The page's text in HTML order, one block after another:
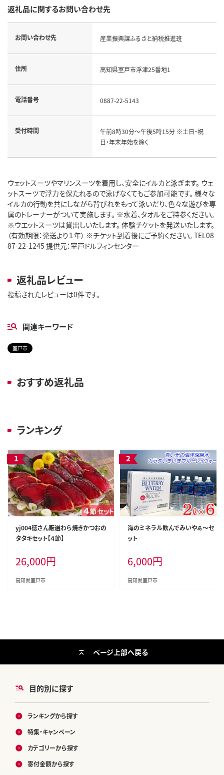
返礼品に関するお問い合わせ先
お問い合わせ先 産業振興課ふるさと納税推進班
住所 高知県室戸市浮津25番地1
電話番号 0887-22-5143
受付時間
午前8時30分～午後5時15分 ※土日・祝
日・年末年始を除く
ウェットスーツやマリンスーツを着用し、安全にイルカと泳ぎます。 ウェ
ットスーツで浮力を保たれるので泳げなくてもご参加可能です。 様々な
イルカの行動を共にしながら背びれをもって泳いだり、色々な遊びを専
属のトレーナーがついて実施します。 ※水着、タオルをご持参ください。
※ウエットスーツは貸出しいたします。 体験チケットを発送いたします。
（有効期限：発送より１年） ※チケット到着後にご予約ください。 TEL08
87-22-1245 提供元：室戸ドルフィンセンター
返礼品レビュー
投稿されたレビューは0件です。
関連キーワード
室戸市
おすすめ返礼品
ランキング
yj004徳さん厳選わら焼きかつおの
タタキセット【４節】
26,000円
高知県室戸市
海のミネラル飲んでみいやぁ～セ
ット
6,000円
高知県室戸市
目的別に探す
ランキングから探す
特集・キャンペーン
カテゴリーから探す
寄付金額から探す
ページ上部へ戻る